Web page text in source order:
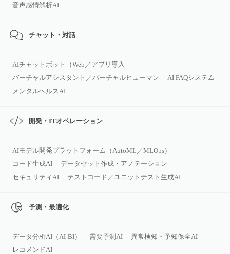
音声感情解析AI
チャット・対話
AIチャットボット（Web／アプリ導入
バーチャルアシスタント／バーチャルヒューマン
AI FAQシステム
メンタルヘルスAI
開発・ITオペレーション
AIモデル開発プラットフォーム（AutoML／MLOps）
コード生成AI
データセット作成・アノテーション
セキュリティAI
テストコード／ユニットテスト生成AI
予測・最適化
データ分析AI（AI‑BI） 需要予測AI
異常検知・予知保全AI
レコメンドAI